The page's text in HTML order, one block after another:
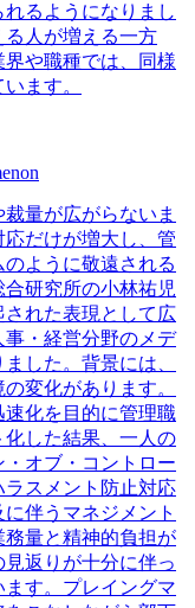
るようになりまし
人が増える一方
や職種では、同様
ます。
量が広がらないま
だけが増大し、管
ように敬遠される
研究所の小林祐児
された表現として広
事・経営分野のメデ
した。背景には、
変化があります。
化を目的に管理職
した結果、一人の
オブ・コントロー
スメント防止対応
伴うマネジメント
量と精神的負担が
返りが十分に伴っ
す。プレイングマ